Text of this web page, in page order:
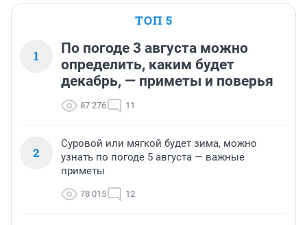
ТОП 5
1
По погоде 3 августа можно
определить, каким будет
декабрь, — приметы и поверья
87 276 11
2
Суровой или мягкой будет зима, можно
узнать по погоде 5 августа — важные
приметы
78 015 12